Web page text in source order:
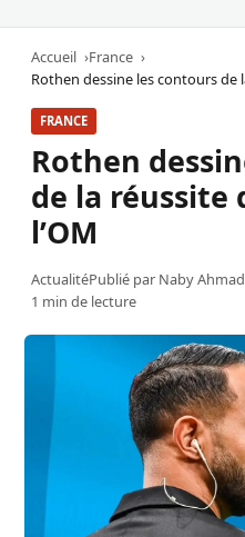
Accueil
France
Rothen dessine les contours de
FRANCE
Rothen
de la réussite
l’OM
ActualitéPublié par Naby Ahmad
1 min de lecture